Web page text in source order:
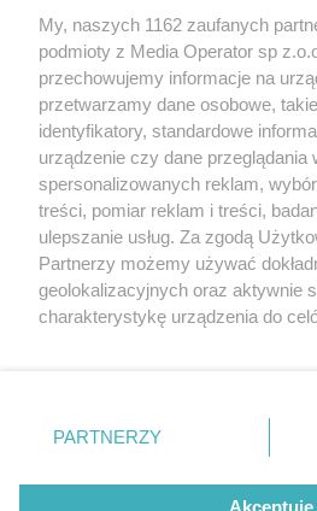
1 / 0
Wydawca mediów lokalnych
Nie zapomnij
zapoznać się z:
polityką prywatności regulamin
Twojemiasto
Piekary Śląskie
Chorzów
Tarnowskie Góry
Gliwice
My, naszych 1162 zaufanych
podmioty z Media Operator sp
przechowujemy informacje na
przetwarzamy dane osobowe,
identyfikatory, standardowe
urządzenie czy dane przeglądania
spersonalizowanych reklam,
treści, pomiar reklam i treści,
ulepszanie usług. Za zgodą
Partnerzy możemy używać
geolokalizacyjnych oraz aktywnie
charakterystykę urządzenia do
zmienić/wycofać klikając przycisk
znajdujący się w lewym dolnym
rodzaje przetwarzania danych nie
użytkownika, ale masz prawo
PARTNERZY
Akceptuję